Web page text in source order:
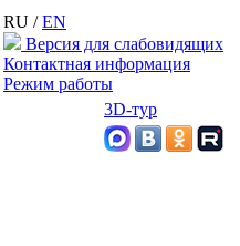
RU /EN
Версия для слабовидящих
Контактная информация
Режим работы
3D-тур